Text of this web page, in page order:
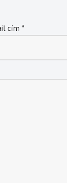
cím *